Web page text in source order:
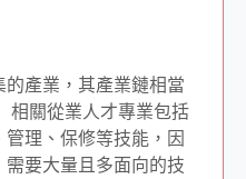
產業，其產業鏈相當
相關從業人才專業包括
理、保修等技能，因
要大量且多面向的技